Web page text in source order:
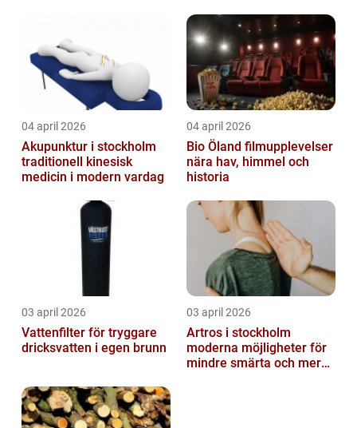
04 april 2026
Akupunktur i stockholm
traditionell kinesisk
medicin i modern vardag
04 april 2026
Bio Öland filmupplevelser
nära hav, himmel och
historia
03 april 2026
Vattenfilter för tryggare
dricksvatten i egen brunn
03 april 2026
Artros i stockholm
moderna möjligheter för
mindre smärta och mer